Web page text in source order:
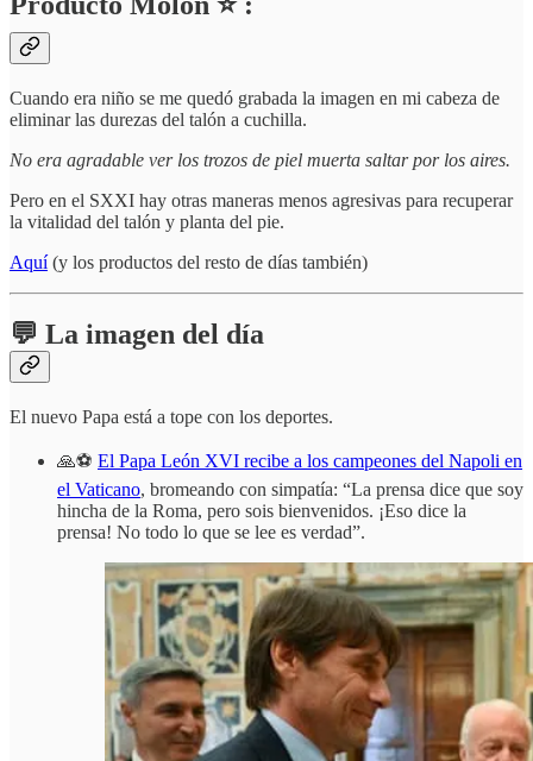
Cuando era niño se me quedó grabada la imagen en mi cabeza de
eliminar las durezas del talón a cuchilla.
No era agradable ver los trozos de piel muerta saltar por los aires.
Pero en el SXXI hay otras maneras menos agresivas para recuperar
la vitalidad del talón y planta del pie.
Aquí(y los productos del resto de días también)
💬 La imagen del día
El nuevo Papa está a tope con los deportes.
🙏⚽ El Papa León XVI recibe a los campeones del Napoli en
el Vaticano, bromeando con simpatía: “La prensa dice que soy
hincha de la Roma, pero sois bienvenidos. ¡Eso dice la
prensa! No todo lo que se lee es verdad”.